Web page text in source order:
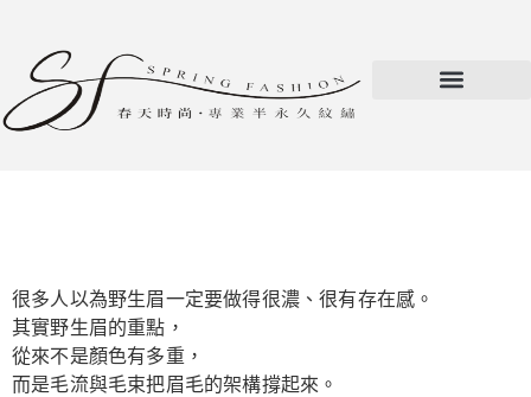
很多人以為野生眉一定要做得很濃、很有存在感。
其實野生眉的重點，
從來不是顏色有多重，
而是毛流與毛束把眉毛的架構撐起來。